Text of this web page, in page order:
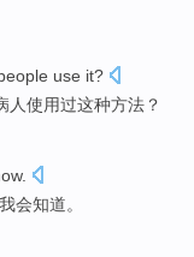
use it?
人使用过这种方法？
.
我会知道。